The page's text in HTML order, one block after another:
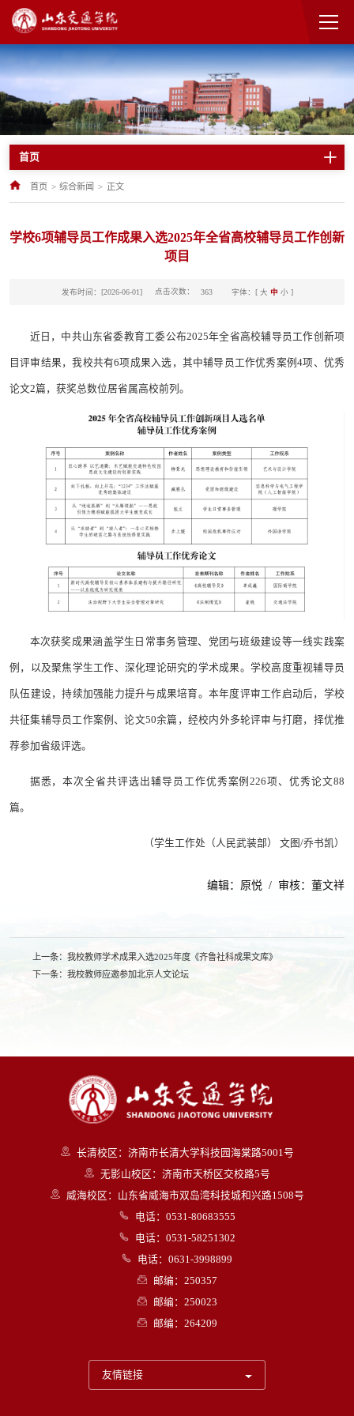
首页
首页 > 综合新闻 > 正文
学校6项辅导员工作成果入选2025年全省高校辅导员工作创新
项目
发布时间：[2026-06-01] 点击次数： 363 字体：[ 大 中 小]
近日，中共山东省委教育工委公布2025年全省高校辅导员工作创新项
目评审结果，我校共有6项成果入选，其中辅导员工作优秀案例4项、优秀
论文2篇，获奖总数位居省属高校前列。
本次获奖成果涵盖学生日常事务管理、党团与班级建设等一线实践案
例，以及聚焦学生工作、深化理论研究的学术成果。学校高度重视辅导员
队伍建设，持续加强能力提升与成果培育。本年度评审工作启动后，学校
共征集辅导员工作案例、论文50余篇，经校内外多轮评审与打磨，择优推
荐参加省级评选。
据悉，本次全省共评选出辅导员工作优秀案例226项、优秀论文88
篇。
（学生工作处（人民武装部） 文图/乔书凯）
编辑：原悦 / 审核：董文祥
上一条： 我校教师学术成果入选2025年度《齐鲁社科成果文库》
下一条： 我校教师应邀参加北京人文论坛
长清校区：济南市长清大学科技园海棠路5001号
无影山校区：济南市天桥区交校路5号
威海校区：山东省威海市双岛湾科技城和兴路1508号
电话：0531-80683555
电话：0531-58251302
电话：0631-3998899
邮编：250357
邮编：250023
邮编：264209
友情链接